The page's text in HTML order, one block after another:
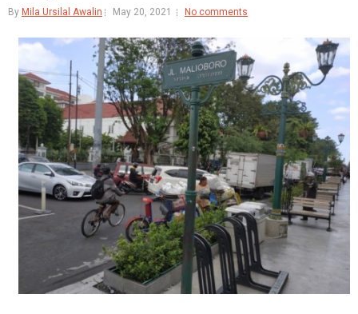
By Mila Ursilal Awalin May 20, 2021 No comments